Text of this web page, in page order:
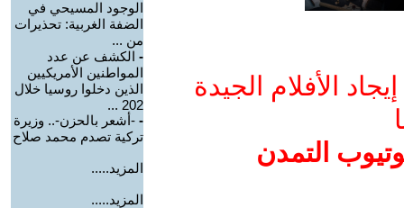
الأفلام الجيدة
التمدن
الوجود المسيحي في
الضفة الغربية: تحذيرات
من ...
- الكشف عن عدد
المواطنين الأمريكيين
الذين دخلوا روسيا خلال
202 ...
- -أشعر بالحزن-.. وزيرة
تركية تصدم محمد صلاح
المزيد.....
المزيد.....